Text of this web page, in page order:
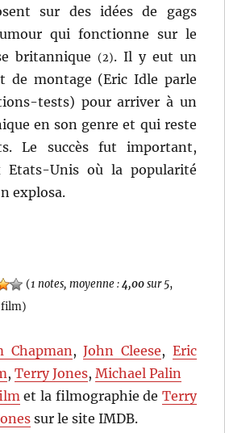
sur des idées de gags
qui fonctionne sur le
britannique(2). Il y eut un
de montage (Eric Idle parle
tests) pour arriver à un
en son genre et qui reste
Le succès fut important,
Etats-Unis où la popularité
explosa.
(1 notes, moyenne :4,00sur 5,
film)
Chapman,John Cleese, Eric
,Terry Jones,Michael Palin
et la filmographie de Terry
sur le site IMDB.